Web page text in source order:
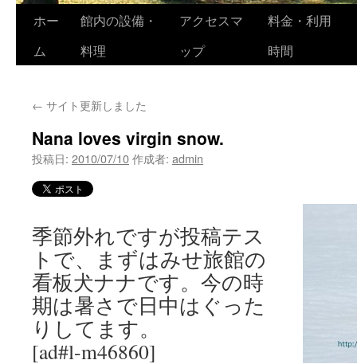
ホー
ム
館内の設備・
料理
アクセスマ
ップ
料金・利用
時間
← サイト更新しました
Nana loves virgin snow.
投稿日: 2010/07/10作成者: admin
季節外れですが投稿テス
トで、まずはみせ旅館の
看板犬ナナです。今の時
期は暑さで日中はぐった
りしてます。
[ad#l-m46860]